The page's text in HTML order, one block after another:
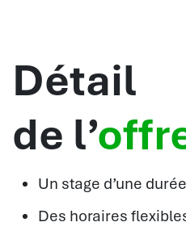
Détail
de l’
Un stage d’une
Des horaires